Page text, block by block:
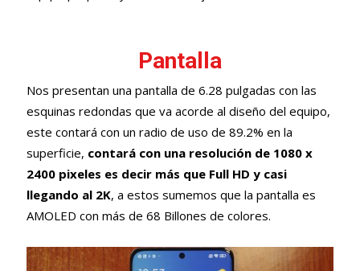
Pantalla
Nos presentan una pantalla de 6.28 pulgadas con las
esquinas redondas que va acorde al diseño del equipo,
este contará con un radio de uso de 89.2% en la
superficie, contará con una resolución de 1080 x
2400 pixeles es decir más que Full HD y casi
llegando al 2K, a estos sumemos que la pantalla es
AMOLED con más de 68 Billones de colores.